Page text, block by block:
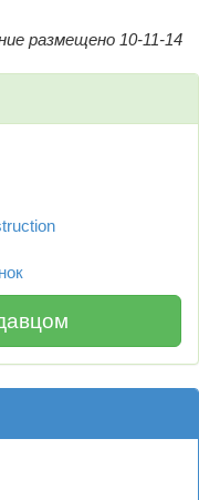
размещено 10-11-14